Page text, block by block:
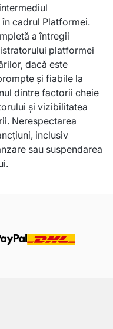
cadrul Platformei.
a întregii
platformei
dacă este
și fiabile la
dintre factorii cheie
și vizibilitatea
Nerespectarea
inclusiv
sau suspendarea